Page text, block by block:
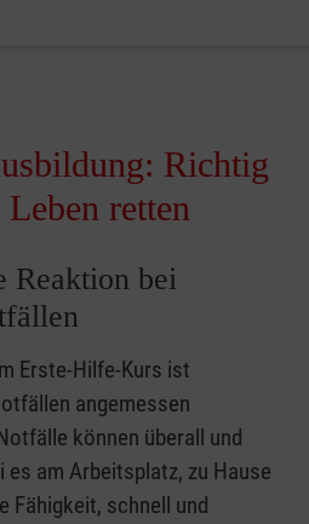
Richtig
retten
Reaktion bei
Erste-Hilfe-Kurs ist
angemessen
können überall und
am Arbeitsplatz, zu Hause
Fähigkeit, schnell und